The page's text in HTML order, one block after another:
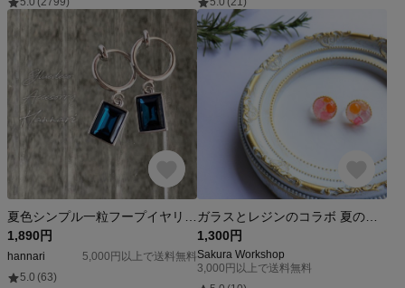
1,890円
hannari
5,000円以上で送料無料
5.0 (63)
1,300円
Sakura Workshop
3,000円以上で送料無料